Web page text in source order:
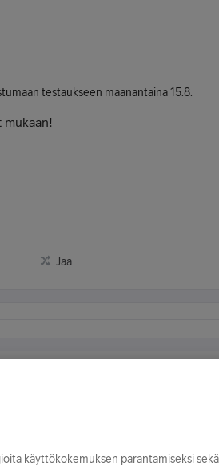
testaukseen maanantaina 15.8.
mukaan!
Jaa
käyttökokemuksen parantamiseksi sekä